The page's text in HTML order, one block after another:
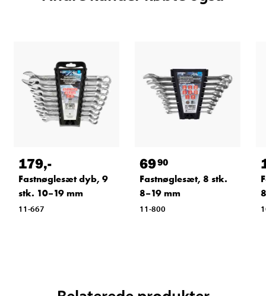
179,-
Fastnøglesæt dyb, 9
stk. 10–19 mm
11-667
6990
Fastnøglesæt, 8 stk.
8–19 mm
11-800